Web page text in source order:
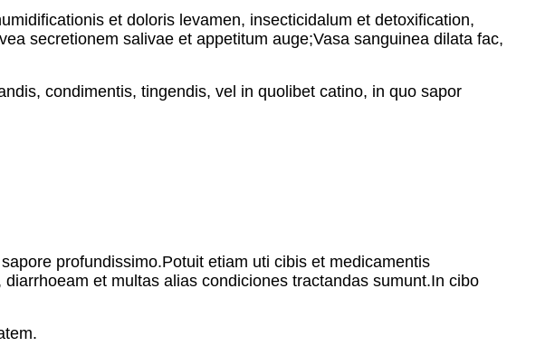
et doloris levamen, insecticidalum et detoxification,
secretionem salivae et appetitum auge;Vasa sanguinea dilata fac,
condimentis, tingendis, vel in quolibet catino, in quo sapor
profundissimo.Potuit etiam uti cibis et medicamentis
et multas alias condiciones tractandas sumunt.In cibo